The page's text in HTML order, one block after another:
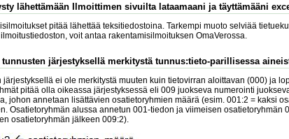
lähettämään Ilmoittimen sivuilta lataamaani ja täyttämääni
pitää lähettää teksitiedostoina. Tarkempi muoto selviää
voit antaa rakentamisilmoituksen OmaVerossa.
tunnusten järjestyksellä merkitystä tunnus:tieto-parillisessa
järjestyksellä ei ole merkitystä muuten kuin tietovirran aloittavan (000) ja
pitää olla oikeassa järjestyksessä eli 009 juokseva numerointi
johon annetaan lisättävien osatietoryhmien määrä (esim. 001:2 = kaksi
Osatietoryhmän alussa annetun 001-tiedon ja viimeisen osatietoryhmän
osatietoryhmän jälkeen 009:2).